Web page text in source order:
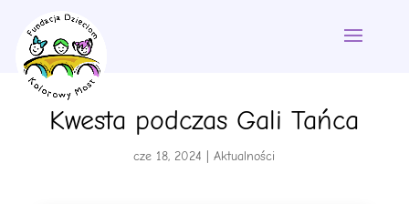
Kwesta podczas Gali Tańca
cze 18, 2024 |Aktualności